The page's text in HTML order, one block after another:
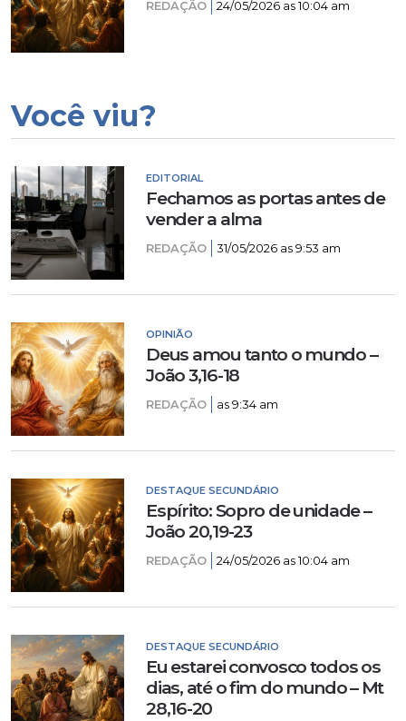
REDAÇÃO 24/05/2026 as 10:04 am
Você viu?
EDITORIAL
Fechamos as portas antes de
vender a alma
REDAÇÃO 31/05/2026 as 9:53 am
OPINIÃO
Deus amou tanto o mundo –
João 3,16-18
REDAÇÃO as 9:34 am
DESTAQUE SECUNDÁRIO
Espírito: Sopro de unidade –
João 20,19-23
REDAÇÃO 24/05/2026 as 10:04 am
DESTAQUE SECUNDÁRIO
Eu estarei convosco todos os
dias, até o fim do mundo – Mt
28,16-20